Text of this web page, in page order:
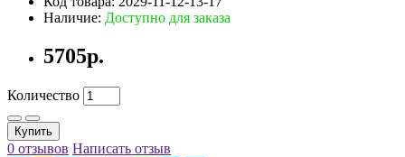
Наличие: Доступно для заказа
5705р.
Количество
Купить
0 отзывов Написать отзыв